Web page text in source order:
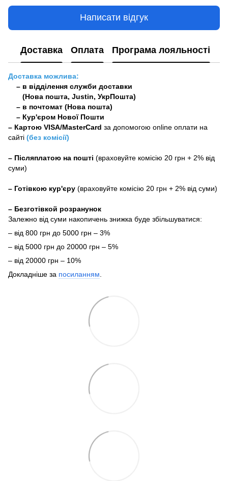
Написати відгук
Доставка Оплата Програма лояльності
Доставка можлива:
– в відділення служби доставки
(Нова пошта, Justin, УкрПошта)
– в почтомат (Нова пошта)
– Кур'єром Нової Пошти
– Картою VISA/MasterCard за допомогою online оплати на
сайті (без комісії)
– Післяплатою на пошті (враховуйте комісію 20 грн + 2% від
суми)
– Готівкою кур'єру (враховуйте комісію 20 грн + 2% від суми)
– Безготівкой розранунок
Залежно від суми накопичень знижка буде збільшуватися:
– від 800 грн до 5000 грн – 3%
– від 5000 грн до 20000 грн – 5%
– від 20000 грн – 10%
Докладніше за посиланням